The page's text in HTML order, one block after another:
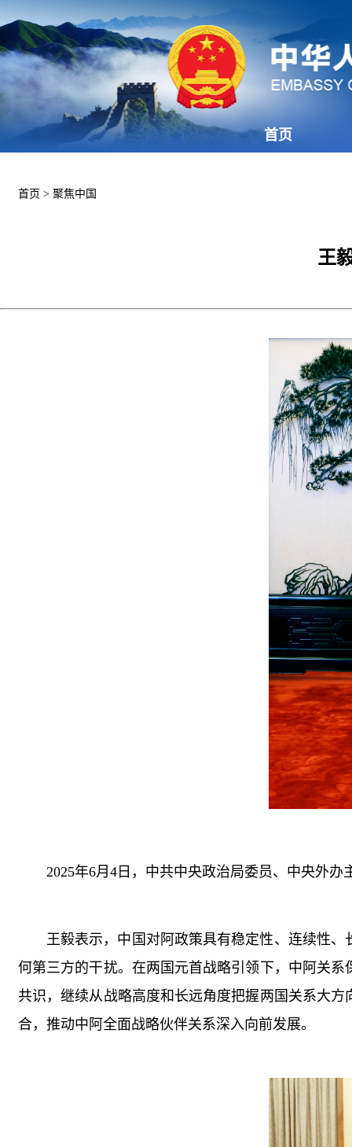
首页
首页 > 聚焦中国
王
2025年6月4日，中共中央政治局委员、中央外
王毅表示，中国对阿政策具有稳定性、连续性
何第三方的干扰。在两国元首战略引领下，中阿关
共识，继续从战略高度和长远角度把握两国关系大
合，推动中阿全面战略伙伴关系深入向前发展。